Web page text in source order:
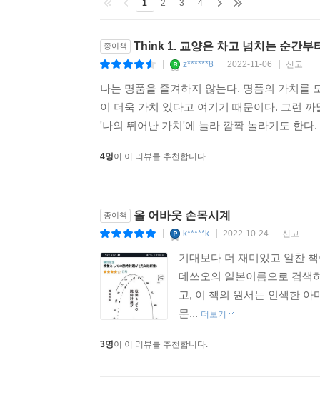
1 2 3 4
종이책 Think 1. 교양은 차고 넘치는 순간부
z******8 2022-11-06 신고
나는 명품을 즐겨하지 않는다. 명품의 가치를
이 더욱 가치 있다고 여기기 때문이다. 그런
'나의 뛰어난 가치'에 놀라 깜짝 놀라기도 한
4명이 이 리뷰를 추천합니다.
종이책 올 어바웃 손목시계
k*****k 2022-10-24 신고
기대보다 더 재미있고 알찬
데쓰오의 일본이름으로 검색
고, 이 책의 원서는 인색한 아
문... 더보기
3명이 이 리뷰를 추천합니다.